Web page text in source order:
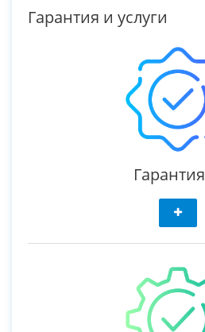
Гарантия и услуги
Гарантия